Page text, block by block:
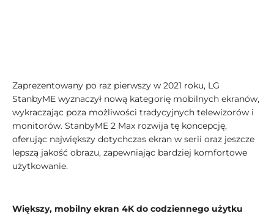
Zaprezentowany po raz pierwszy w 2021 roku, LG
StanbyME wyznaczył nową kategorię mobilnych ekranów,
wykraczając poza możliwości tradycyjnych telewizorów i
monitorów. StanbyME 2 Max rozwija tę koncepcję,
oferując największy dotychczas ekran w serii oraz jeszcze
lepszą jakość obrazu, zapewniając bardziej komfortowe
użytkowanie.
Większy, mobilny ekran 4K do codziennego użytku